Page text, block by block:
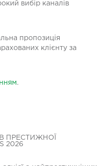
вибір каналів
пропозиція
клієнту за
.
ПРЕСТИЖНОЇ
2026